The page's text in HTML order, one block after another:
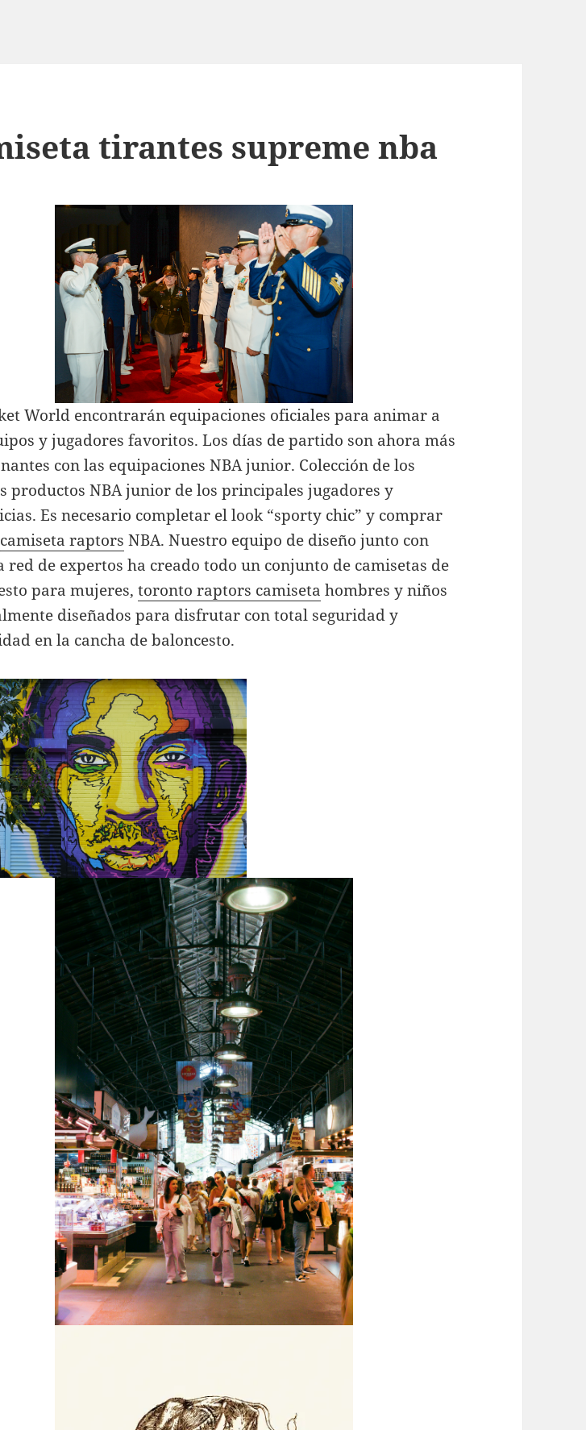
tirantes supreme nba
World encontrarán equipaciones oficiales para animar a
y jugadores favoritos. Los días de partido son ahora más
con las equipaciones NBA junior. Colección de los
productos NBA junior de los principales jugadores y
Es necesario completar el look “sporty chic” y comprar
camiseta raptors NBA. Nuestro equipo de diseño junto con
red de expertos ha creado todo un conjunto de camisetas de
para mujeres,toronto raptors camiseta hombres y niños
diseñados para disfrutar con total seguridad y
en la cancha de baloncesto.